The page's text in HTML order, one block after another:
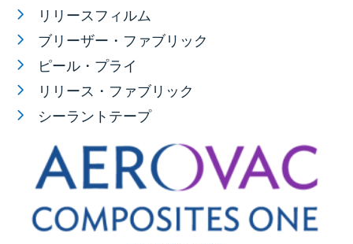
リリースフィルム
ブリーザー・ファブリック
ピール・プライ
リリース・ファブリック
シーラントテープ